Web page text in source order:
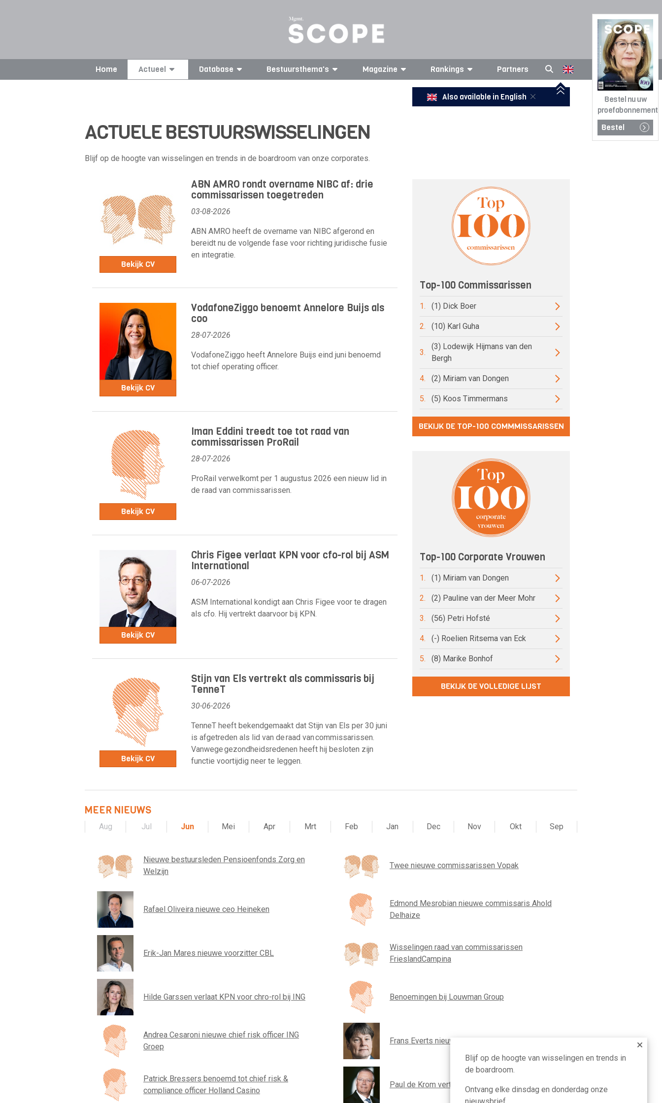
Bestel nu uw
proefabonnement
Bestel
Home Actueel Database Bestuursthema's Magazine Rankings Partners
Also available in English
ACTUELE BESTUURSWISSELINGEN
Blijf op de hoogte van wisselingen en trends in de boardroom van onze corporates.
Bekijk CV
ABN AMRO rondt overname NIBC af: drie
commissarissen toegetreden
03-08-2026
ABN AMRO heeft de overname van NIBC afgerond en
bereidt nu de volgende fase voor richting juridische fusie
en integratie.
Bekijk CV
VodafoneZiggo benoemt Annelore Buijs als
coo
28-07-2026
VodafoneZiggo heeft Annelore Buijs eind juni benoemd
tot chief operating officer.
Bekijk CV
Iman Eddini treedt toe tot raad van
commissarissen ProRail
28-07-2026
ProRail verwelkomt per 1 augustus 2026 een nieuw lid in
de raad van commissarissen.
Bekijk CV
Chris Figee verlaat KPN voor cfo-rol bij ASM
International
06-07-2026
ASM International kondigt aan Chris Figee voor te dragen
als cfo. Hij vertrekt daarvoor bij KPN.
Bekijk CV
Stijn van Els vertrekt als commissaris bij
TenneT
30-06-2026
TenneT heeft bekendgemaakt dat Stijn van Els per 30 juni
is afgetreden als lid van de raad van commissarissen.
Vanwege gezondheidsredenen heeft hij besloten zijn
functie voortijdig neer te leggen.
Top-100 Commissarissen
1. (1) Dick Boer
2. (10) Karl Guha
3.
(3) Lodewijk Hijmans van den
Bergh
4. (2) Miriam van Dongen
5. (5) Koos Timmermans
BEKIJK DE TOP-100 COMMMISSARISSEN
Top-100 Corporate Vrouwen
1. (1) Miriam van Dongen
2. (2) Pauline van der Meer Mohr
3. (56) Petri Hofsté
4. (-) Roelien Ritsema van Eck
5. (8) Marike Bonhof
BEKIJK DE VOLLEDIGE LIJST
MEER NIEUWS
Aug Jul Jun Mei Apr Mrt Feb Jan Dec Nov Okt Sep
Nieuwe bestuursleden Pensioenfonds Zorg en
Welzijn
Twee nieuwe commissarissen Vopak
Rafael Oliveira nieuwe ceo Heineken
Edmond Mesrobian nieuwe commissaris Ahold
Delhaize
Erik-Jan Mares nieuwe voorzitter CBL
Wisselingen raad van commissarissen
FrieslandCampina
Hilde Garssen verlaat KPN voor chro-rol bij ING Benoemingen bij Louwman Group
Andrea Cesaroni nieuwe chief risk officer ING
Groep
Frans Everts nieuwe ceo TenneT
Patrick Bressers benoemd tot chief risk &
compliance officer Holland Casino
Paul de Krom vertrekt als ceo van Louwman Group
Blijf op de hoogte van wisselingen en trends in
de boardroom.
Ontvang elke dinsdag en donderdag onze